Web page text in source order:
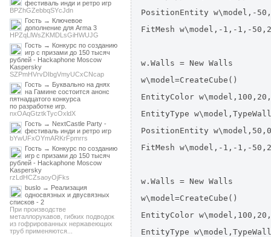
PositionEntity w\model,-
FitMesh w\model,-1,-1,-
w.Walls = New Walls
w\model=CreateCube()
EntityColor
EntityType
PositionEntity
FitMesh w\model,-1,-1,-
w.Walls = New Walls
w\model=CreateCube()
EntityColor
EntityType
фестиваль инди и ретро игр
BPZhGZebbqSYcJdn
Гость → Ключевое
дополнение для Arma 3
HPZqLlWsZKMDLsGiHWUJG
Гость → Конкурс по созданию
игр с призами до 150 тысяч
рублей - Hackaphone Moscow
Kaspersky
SZPmHVrvDIbgVmyUCxCNcap
Гость → Буквально на днях
на Гамине состоится анонс
пятнадцатого конкурса
по разработке игр.
nxOAqGtztkTycOxldX
Гость → NextCastle Party -
фестиваль инди и ретро игр
bYwUFxOYmARKrFpmrrs
Гость → Конкурс по созданию
игр с призами до 150 тысяч
рублей - Hackaphone Moscow
Kaspersky
rzLdHCZsaoyOjFks
buslo → Реализация
односвязных и двусвязных
списков - 2
При производстве
металлорукавов, гибких подводок
из гофрированных нержавеющих
труб применяются...